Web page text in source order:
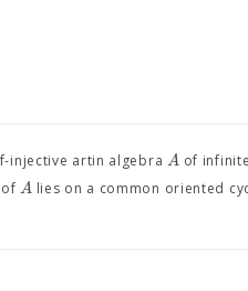
injective artin algebra Aof
ofA lies on a common oriented